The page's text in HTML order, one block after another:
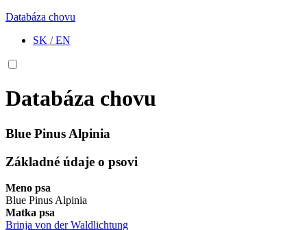
Databáza chovu
SK /EN
Databáza chovu
Blue Pinus Alpinia
Základné údaje o psovi
Meno psa
Blue Pinus Alpinia
Matka psa
Brinja von der Waldlichtung